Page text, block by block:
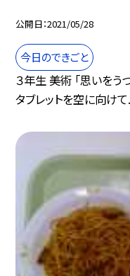
公開日 2021/05/28
今日のできごと
３年生 美術 「思いをう
タブレットを空に向け